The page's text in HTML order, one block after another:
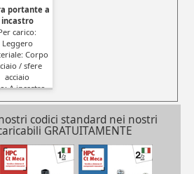
portante a
incastro
carico:
Leggero
Corpo
/ sfere
acciaio
A incastro
codici standard nei nostri
GRATUITAMENTE